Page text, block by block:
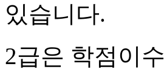
있습니다.
2급은 학점이